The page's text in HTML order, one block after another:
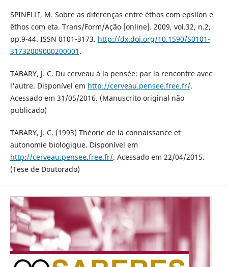
SPINELLI, M. Sobre as diferenças entre éthos com epsílon e
êthos com eta. Trans/Form/Ação [online]. 2009, vol.32, n.2,
pp.9-44. ISSN 0101-3173. http://dx.doi.org/10.1590/S0101-
31732009000200001 .
TABARY, J. C. Du cerveau à la pensée: par la rencontre avec
l'autre. Disponível em http://cerveau.pensee.free.fr/.
Acessado em 31/05/2016. (Manuscrito original não
publicado)
TABARY, J. C. (1993) Théorie de la connaissance et
autonomie biologique. Disponível em
http://cerveau.pensee.free.fr/. Acessado em 22/04/2015.
(Tese de Doutorado)